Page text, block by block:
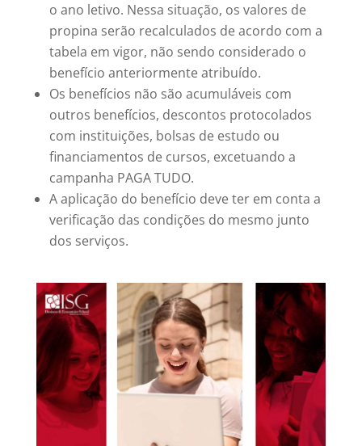
o ano letivo. Nessa situação, os valores de
propina serão recalculados de acordo com a
tabela em vigor, não sendo considerado o
benefício anteriormente atribuído.
Os benefícios não são acumuláveis com
outros benefícios, descontos protocolados
com instituições, bolsas de estudo ou
financiamentos de cursos, excetuando a
campanha PAGA TUDO.
A aplicação do benefício deve ter em conta a
verificação das condições do mesmo junto
dos serviços.